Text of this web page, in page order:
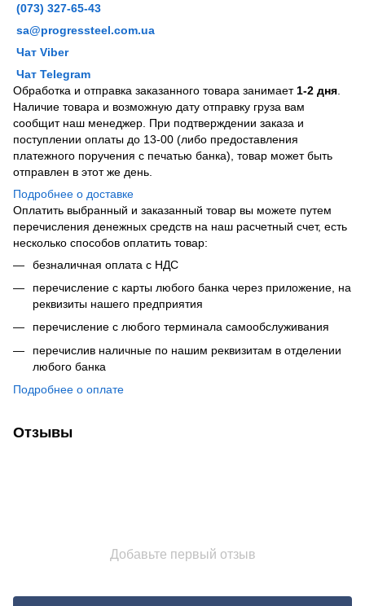
(073) 327-65-43
sa@progressteel.com.ua
Чат Viber
Чат Telegram
Обработка и отправка заказанного товара занимает 1-2 дня
Наличие товара и возможную дату отправку груза вам
сообщит наш менеджер. При подтверждении заказа и
поступлении оплаты до 13-00 (либо предоставления
платежного поручения с печатью банка), товар может быть
отправлен в этот же день.
Подробнее о доставке
Оплатить выбранный и заказанный товар вы можете путем
перечисления денежных средств на наш расчетный счет, есть
несколько способов оплатить товар:
безналичная оплата с НДС
перечисление с карты любого банка через приложение, на
реквизиты нашего предприятия
перечисление с любого терминала самообслуживания
перечислив наличные по нашим реквизитам в отделении
любого банка
Подробнее о оплате
Отзывы
Добавьте первый отзыв